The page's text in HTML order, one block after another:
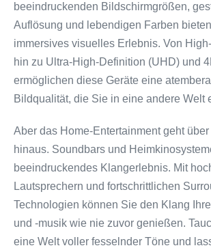
beeindruckenden Bildschirmgrößen,
Auflösung und lebendigen Farben
immersives visuelles Erlebnis. Von
hin zu Ultra-High-Definition (UHD) und
ermöglichen diese Geräte eine
Bildqualität, die Sie in eine andere Welt
Aber das Home-Entertainment geht
hinaus. Soundbars und
beeindruckendes Klangerlebnis. Mit
Lautsprechern und fortschrittlichen
Technologien können Sie den Klang
und -musik wie nie zuvor genießen.
eine Welt voller fesselnder Töne und